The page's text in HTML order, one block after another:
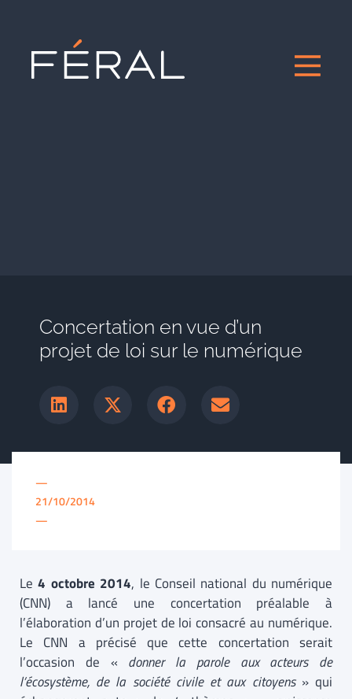
Concertation en vue d’un
projet de loi sur le numérique
—
21/10/2014
—
Le4 octobre 2014, le Conseil national du numérique
(CNN) a lancé une concertation préalable à
l’élaboration d’un projet de loi consacré au numérique.
Le CNN a précisé que cette concertation serait
l’occasion de « donner la parole aux acteurs de
l’écosystème, de la société civile et aux citoyens» qui